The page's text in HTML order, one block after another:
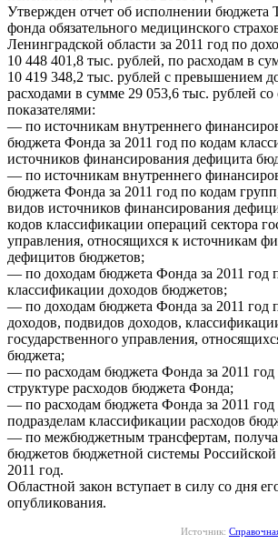
Утвержден отчет об исполнении бюджета
фонда обязательного медицинского
Ленинградской области за 2011 год по
10 448 401,8 тыс. рублей, по расходам в
10 419 348,2 тыс. рублей с превышением
расходами в сумме 29 053,6 тыс. рублей
показателями:
— по источникам внутреннего
бюджета Фонда за 2011 год по кодам
источников финансирования дефицита
— по источникам внутреннего
бюджета Фонда за 2011 год по кодам
видов источников финансирования
кодов классификации операций сектора
управления, относящихся к источникам
дефицитов бюджетов;
— по доходам бюджета Фонда за 2011 год
классификации доходов бюджетов;
— по доходам бюджета Фонда за 2011 год
доходов, подвидов доходов,
государственного управления,
бюджета;
— по расходам бюджета Фонда за 2011 год
структуре расходов бюджета Фонда;
— по расходам бюджета Фонда за 2011 год
подразделам классификации расходов
— по межбюджетным трансфертам,
бюджетов бюджетной системы
2011 год.
Областной закон вступает в силу со дня
опубликования.
Источник: